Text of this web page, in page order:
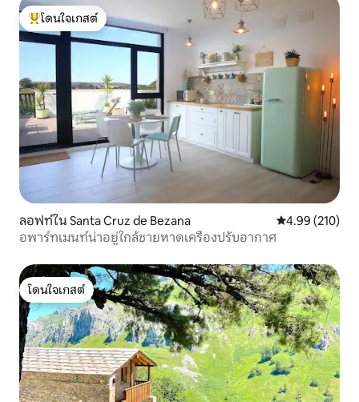
โดนใจเกสต์ที่สุด
โดนใจเกสต์
ลอฟท์ใน Santa Cruz de Bezana คะแนนเฉลี่ย
4.99 (210)
อพาร์ทเมนท์น่าอยู่ใกล้ชายหาดเครื่องปรับอากาศ
โดนใจเกสต์
โดนใจเกสต์